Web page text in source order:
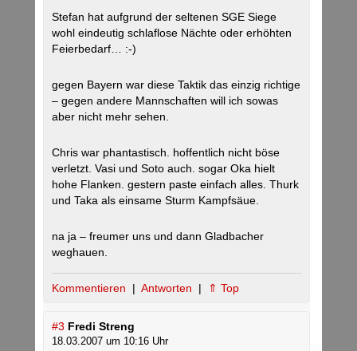
Stefan hat aufgrund der seltenen SGE Siege
wohl eindeutig schlaflose Nächte oder erhöhten
Feierbedarf… :-)
gegen Bayern war diese Taktik das einzig richtige
– gegen andere Mannschaften will ich sowas
aber nicht mehr sehen.
Chris war phantastisch. hoffentlich nicht böse
verletzt. Vasi und Soto auch. sogar Oka hielt
hohe Flanken. gestern paste einfach alles. Thurk
und Taka als einsame Sturm Kampfsäue.
na ja – freumer uns und dann Gladbacher
weghauen.
Kommentieren | Antworten | ⇑ Top
#3 Fredi Streng
18.03.2007 um 10:16 Uhr